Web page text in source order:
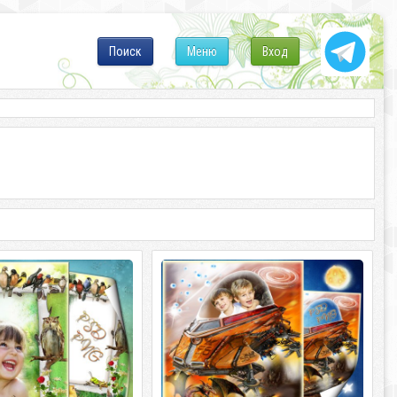
Вход
Меню
Поиск
фото - Маленький
фото - Маленький
PSD+PNG |
2480x3508 | 300dpi | 63 Мб Автор:
Рамка для фото - Фантастический
полёт в будущее
Рамка для фото - Фантастический
полёт в будущее PSD+PNG | 2480x3508
| 300dpi | 61 Мб Автор: